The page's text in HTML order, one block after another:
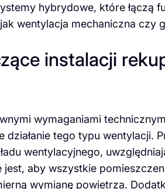
hybrydowe, które łączą
wentylacja mechaniczna czy
instalacji
wymaganiami
działanie tego typu wentylacji.
wentylacyjnego,
aby wszystkie
wymianę powietrza.